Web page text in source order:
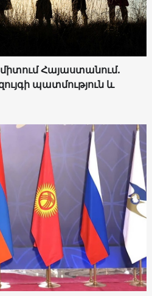
Հայաստանում.
պատմություն և